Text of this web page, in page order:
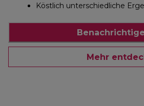
Köstlich unterschiedliche
Mehr